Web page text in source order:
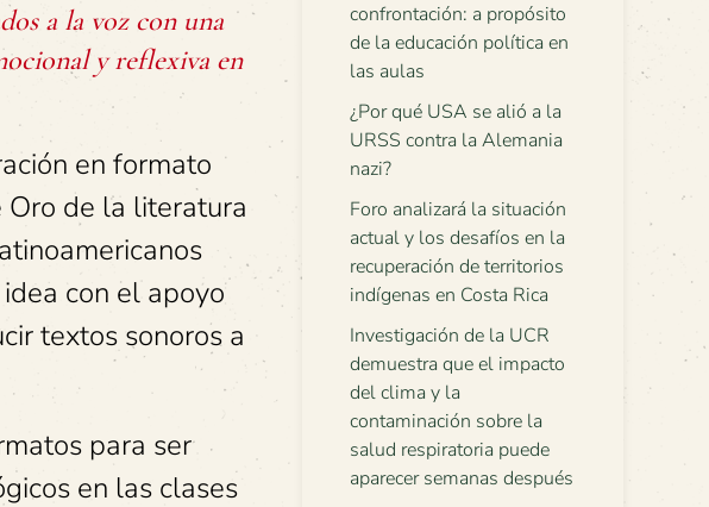
a la voz con una
y reflexiva en
en formato
de la literatura
con el apoyo
textos sonoros a
para ser
en las clases
confrontación: a propósito
de la educación política en
las aulas
¿Por qué USA se alió a la
URSS contra la Alemania
nazi?
Foro analizará la situación
actual y los desafíos en la
recuperación de territorios
indígenas en Costa Rica
Investigación de la UCR
demuestra que el impacto
del clima y la
contaminación sobre la
salud respiratoria puede
aparecer semanas después